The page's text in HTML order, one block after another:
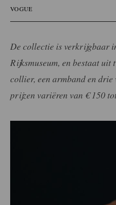
VOGUE
De collectie is verkrijgbaar
Rijksmuseum, en bestaat uit
collier, een armband en
prijzen variëren van € 150